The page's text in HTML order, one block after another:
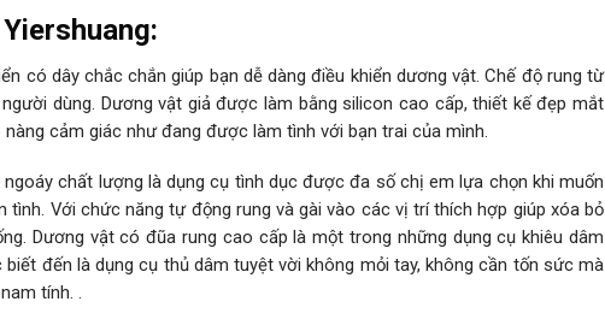
có dây chắc chắn giúp bạn dễ dàng điều khiển dương vật. Chế độ rung từ
dùng. Dương vật giả được làm bằng silicon cao cấp, thiết kế đẹp mắt
cảm giác như đang được làm tình với bạn trai của mình.
chất lượng là dụng cụ tình dục được đa số chị em lựa chọn khi muốn
Với chức năng tự động rung và gài vào các vị trí thích hợp giúp xóa bỏ
Dương vật có đũa rung cao cấp là một trong những dụng cụ khiêu dâm
đến là dụng cụ thủ dâm tuyệt vời không mỏi tay, không cần tốn sức mà
tính. .